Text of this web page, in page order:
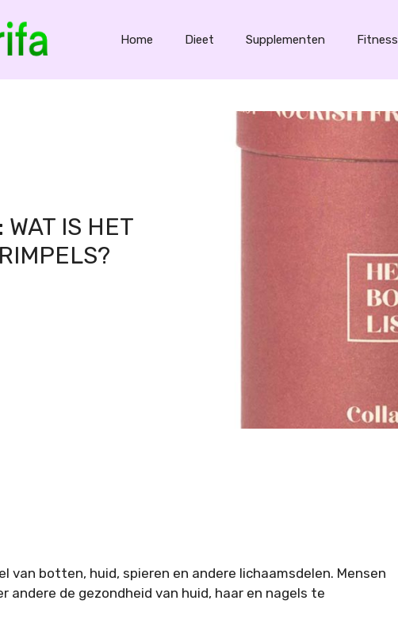
Home Dieet Supplementen Fitness
IS HET
van botten, huid, spieren en andere lichaamsdelen. Mensen
andere de gezondheid van huid, haar en nagels te